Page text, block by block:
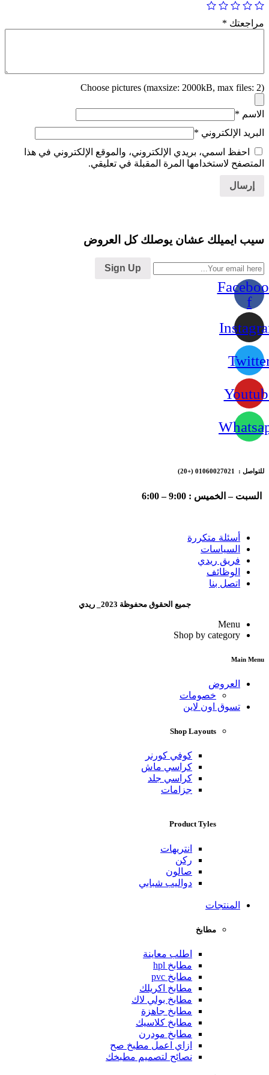
مراجعتك *
Choose pictures (maxsize: 2000kB, max files: 2)
الاسم *
البريد الإلكتروني *
احفظ اسمي، بريدي الإلكتروني، والموقع الإلكتروني في هذا
المتصفح لاستخدامها المرة المقبلة في تعليقي.
سيب ايميلك عشان يوصلك كل العروض
Sign Up
f
للتواصل : 01060027021 (+20)
السبت – الخميس : 9:00 – 6:00
أسئلة متكررة
السياسات
فريق ريدي
الوظائف
اتصل بنا
جميع الحقوق محفوظة 2023_ ريدي
Menu
Shop by category
Main Menu
العروض
خصومات
تسوق اون لاين
Shop Layouts
كوفي كورنر
كراسي ماش
كراسي جلد
جزامات
Product Tyles
انتريهات
ركن
صالون
دواليب شبابي
المنتجات
مطابخ
اطلب معاينة
مطابخ hpl
مطابخ pvc
مطابخ اكريلك
مطابخ بولي لاك
مطابخ جاهزة
مطابخ كلاسيك
مطابخ مودرن
ازاي اعمل مطبخ صح
نصائح لتصميم مطبخك